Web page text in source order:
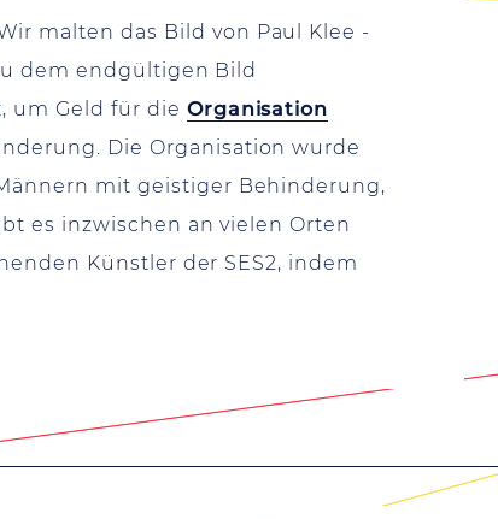
malten das Bild von Paul Klee -
dem endgültigen Bild
um Geld für die Organisation
Die Organisation wurde
mit geistiger Behinderung,
es inzwischen an vielen Orten
Künstler der SES2, indem